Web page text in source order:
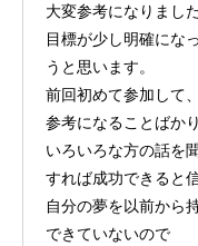
大変参考になりました
目標が少し明確にな
うと思います。
前回初めて参加して
参考になることばか
いろいろな方の話を
すれば成功できると
自分の夢を以前から
できていないので